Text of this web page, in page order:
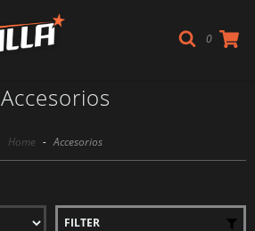
0
Accesorios
Home - Accesorios
FILTER